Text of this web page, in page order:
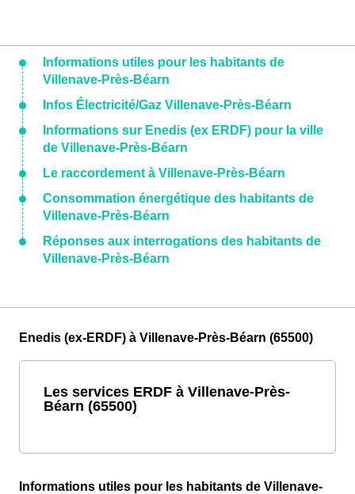
Informations utiles pour les habitants de
Villenave-Près-Béarn
Infos Électricité/Gaz Villenave-Près-Béarn
Informations sur Enedis (ex ERDF) pour la ville
de Villenave-Près-Béarn
Le raccordement à Villenave-Près-Béarn
Consommation énergétique des habitants de
Villenave-Près-Béarn
Réponses aux interrogations des habitants de
Villenave-Près-Béarn
Enedis (ex-ERDF) à Villenave-Près-Béarn (65500)
Les services ERDF à Villenave-Près-
Béarn (65500)
Informations utiles pour les habitants de Villenave-